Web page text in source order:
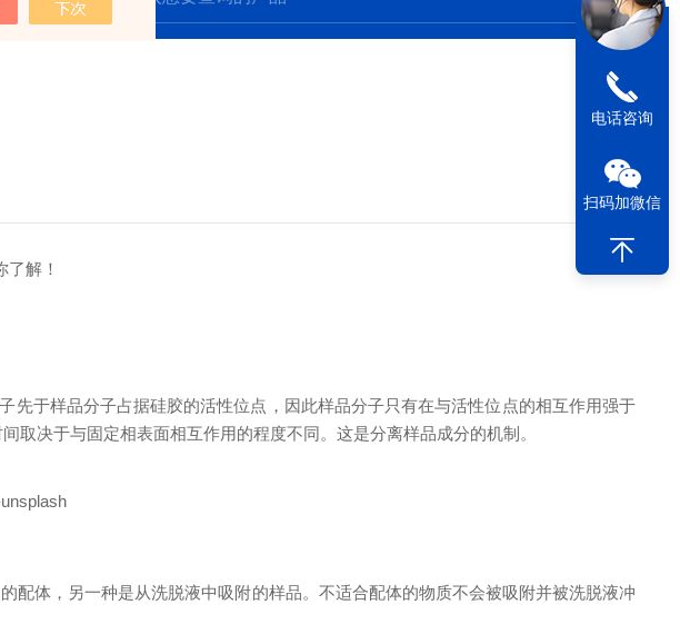
解！
于样品分子占据硅胶的活性位点，因此样品分子只有在与活性位点的相互作用强于
决于与固定相表面相互作用的程度不同。这是分离样品成分的机制。
体，另一种是从洗脱液中吸附的样品。不适合配体的物质不会被吸附并被洗脱液冲
电话咨询
扫码加微信